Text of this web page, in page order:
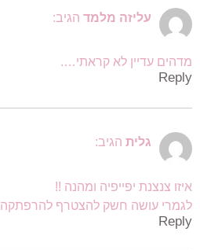
עליזה מלמד הגיב:
מדהים עדיין לא קראתי….
Reply
גלית הגיב:
איזו צנצנת יפייפיה ומהנה !!
לגמרי עושה חשק להצטרף להרפתקה
Reply